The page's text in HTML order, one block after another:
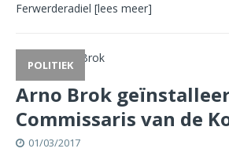
Ferwerderadiel [lees meer]
POLITIEK
Arno Brok
Commissaris van de
01/03/2017